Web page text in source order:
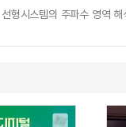
선형시스템의 주파수 영역